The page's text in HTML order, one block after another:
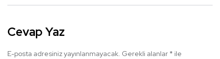
Cevap Yaz
E-posta adresiniz yayınlanmayacak. Gerekli alanlar * ile